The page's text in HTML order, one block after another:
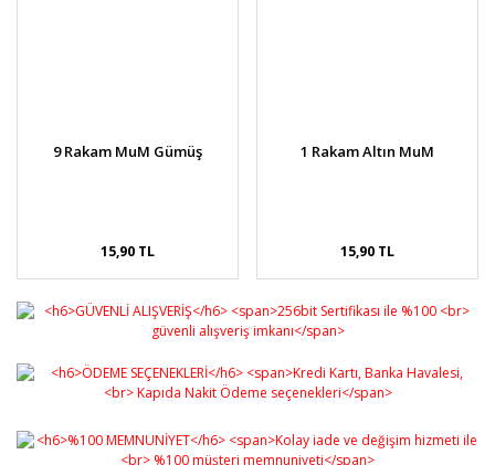
9 Rakam MuM Gümüş
15,90 TL
1 Rakam Altın MuM
15,90 TL